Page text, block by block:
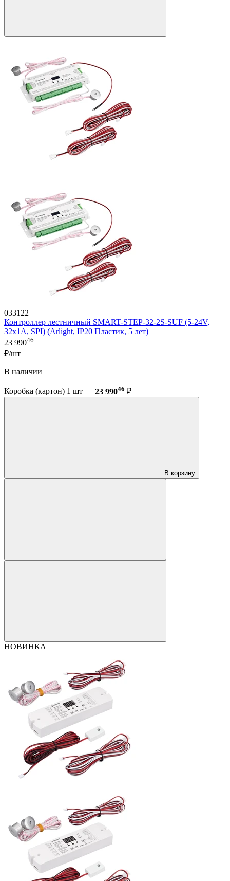
033122
Контроллер лестничный SMART-STEP-32-2S-SUF (5-24V,
32x1A, SPI) (Arlight, IP20 Пластик, 5 лет)
23 99046
₽/шт
В наличии
Коробка (картон) 1 шт — 23 99046 ₽
В корзину
НОВИНКА